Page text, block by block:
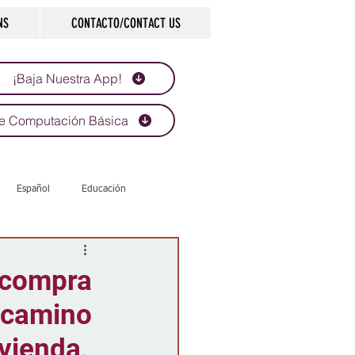
CONTACTO/CONTACT US
¡Baja Nuestra App!
Computación Básica
Español Educación
Historias que inspiran